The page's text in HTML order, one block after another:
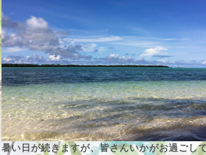
暑い日が続きますが、皆さんいかがお過ごし